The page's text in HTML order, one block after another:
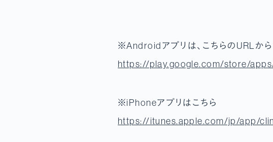
※Androidアプリは、こちらのURLか
https://play.google.com/store/
※iPhoneアプリはこちら
https://itunes.apple.com/jp/app/